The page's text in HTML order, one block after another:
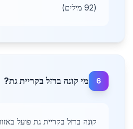
(92 מילים)
6 מי קונה ברזל בקריית גת?
קונה ברזל בקריית גת פועל